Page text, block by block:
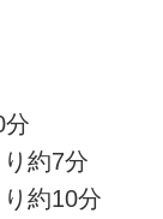
分
約7分
約10分